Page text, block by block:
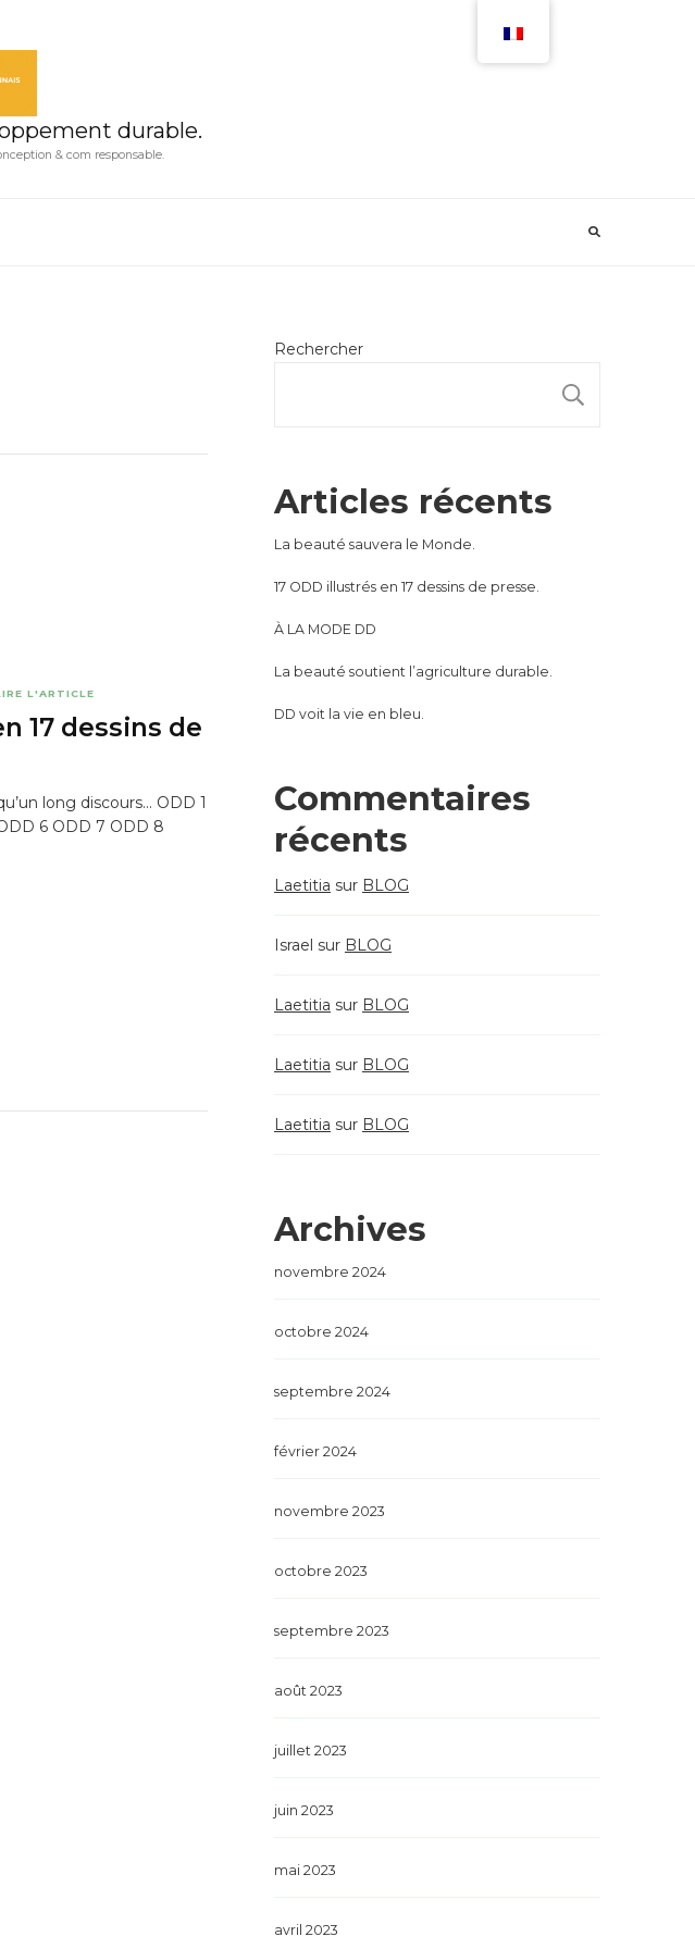
durable.
& com responsable.
L'ARTICLE
17 dessins de
long discours… ODD 1
6 ODD 7 ODD 8
Rechercher
Articles récents
La beauté sauvera le Monde.
17 ODD illustrés en 17 dessins de presse.
À LA MODE DD
La beauté soutient l’agriculture durable.
DD voit la vie en bleu.
Commentaires
récents
Laetitia sur BLOG
Israel sur BLOG
Laetitia sur BLOG
Laetitia sur BLOG
Laetitia sur BLOG
Archives
novembre 2024
octobre 2024
septembre 2024
février 2024
novembre 2023
octobre 2023
septembre 2023
août 2023
juillet 2023
juin 2023
mai 2023
avril 2023